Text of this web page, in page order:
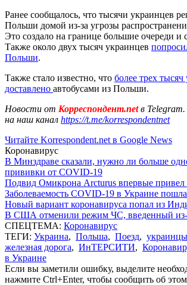
Ранее сообщалось, что тысячи украинцев
Польши домой из-за угрозы
Это создало на границе большие очереди и
Также около двух тысяч украинцев
Польши.
Также стало известно, что более трех
доставлено автобусами из Польши.
Новости от Корреспондент.netв
на наш канал https://t.me/korrespondentnet
Читайте Korrespondent.net в Google News
Коронавирус
В Минздраве сказали, нужно ли больше
прививки от COVID-19
Подвид Омикрона Arcturus впервые привел
Заболеваемость COVID-19 в Украине
Новый вариант коронавируса попал из
В США отменили режим ЧС, введенный
СПЕЦТЕМА: Коронавирус
ТЕГИ: Украина, Польша, Поезд, украинцы
железная дорога, ИнТЕРСИТИ,
в Украине
Если вы заметили ошибку, выделите
нажмите Ctrl+Enter, чтобы сообщить об